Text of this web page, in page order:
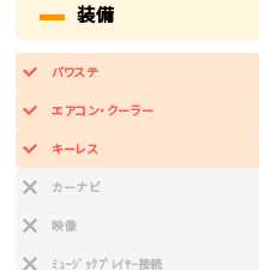
装備
パワステ
エアコン・クーラー
キーレス
カーナビ
映像
ﾐｭｰｼﾞｯｸﾌﾟﾚｲﾔｰ接続